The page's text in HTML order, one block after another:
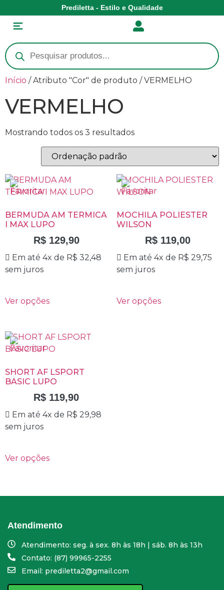
Prediletta - Estilo e Qualidade
Início / Atributo "Cor" de produto / VERMELHO
VERMELHO
Mostrando todos os 3 resultados
BERMUDA AM TERMICA
I MAX LUPO
R$129,90
Em até 4x de R$ 32,48
sem juros
Ver opções
MOCHILA POLIESTER
WILSON
R$119,00
Em até 4x de R$ 29,75
sem juros
Ver opções
SHORT AF LSPORT
BASIC LUPO
R$ 119,90
Em até 4x de R$ 29,98
sem juros
Ver opções
Atendimento
Atendimento: seg. à sex. 8h às 18h | sáb. 8h às 13h
Contato: (87) 99965-2255
Email: prediletta2@gmail.com